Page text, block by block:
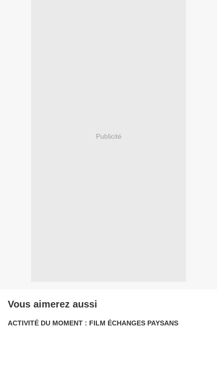
Publicité
Vous aimerez aussi
ACTIVITÉ DU MOMENT : FILM ÉCHANGES PAYSANS